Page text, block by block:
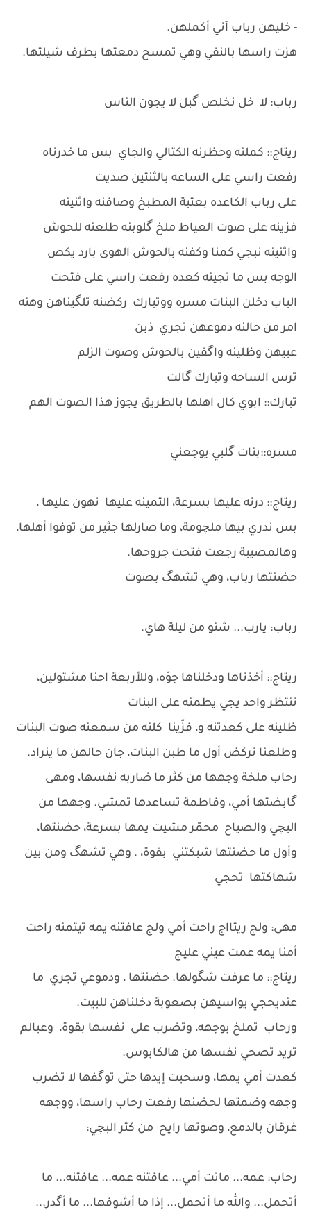
- خليهن رباب آني أكملهن.
هزت راسها بالنفي وهي تمسح دمعتها بطرف شيلتها.
رباب: لا خل نخلص گبل لا يجون الناس
ريتاج:: كملنه وحظرنه الكتالي والجاي بس ما خدرناه
رفعت راسي على الساعه بالثنتين صديت
على رباب الكاعده بعتبة المطبخ وصافنه واثنينه
فزينه على صوت العياط ملخ گلوبنه طلعنه للحوش
واثنينه نبجي كمنا وكفنه بالحوش الهوى بارد يكص
الوجه بس ما تجينه كعده رفعت راسي على فتحت
الباب دخلن البنات مسره ووتبارك ركضنه تلگيناهن وهنه
امر من حالنه دموعهن تجري ذبن
عبيهن وظلينه واگفين بالحوش وصوت الزلم
ترس الساحه وتبارك گالت
تبارك:: ابوي كال اهلها بالطريق يجوز هذا الصوت الهم
مسره::بنات گلبي يوجعني
ريتاج:: درنه عليها بسرعة، التمينه عليها نهون عليها ،
بس ندري بيها ملچومة، وما صارلها جثير من توفوا أهلها،
وهالمصيبة رجعت فتحت جروحها.
حضنتها رباب، وهي تشهگ بصوت
رباب: يارب... شنو من ليلة هاي.
ريتاج:: أخذناها ودخلناها جوّه، وللأربعة احنا مشتولين،
ننتظر واحد يجي يطمنه على البنات
ظلينه على كعدتنه و، فزّينا كلنه من سمعنه صوت البنات
وطلعنا نركض أول ما طبن البنات، جان حالهن ما ينراد.
رحاب ملخة وجهها من كثر ما ضاربه نفسها، ومهى
گابضتها أمي، وفاطمة تساعدها تمشي. وجهها من
البچي والصياح محمّر مشيت يمها بسرعة، حضنتها،
وأول ما حضنتها شبكتني بقوة، . وهي تشهگ ومن بين
شهاكتها تحجي
مهى: ولج ريتااج راحت أمي ولج عافتنه يمه تيتمنه راحت
أمنا يمه عمت عيني عليج
ريتاج:: ما عرفت شگولها. حضنتها ، ودموعي تجري ما
عنديحجي يواسيهن بصعوبة دخلناهن للبيت.
ورحاب تملخ بوجهه، وتضرب على نفسها بقوة، وعبالم
تريد تصحي نفسها من هالكابوس.
كعدت أمي يمها، وسحبت إيدها حتى توگفها لا تضرب
وجهه وضمتها لحضنها رفعت رحاب راسها، ووجهه
غرقان بالدمع، وصوتها رايح من كثر البچي:
رحاب: عمه... ماتت أمي... عافتنه عمه... عافتنه... ما
أتحمل... والله ما أتحمل... إذا ما أشوفها... ما أگدر...